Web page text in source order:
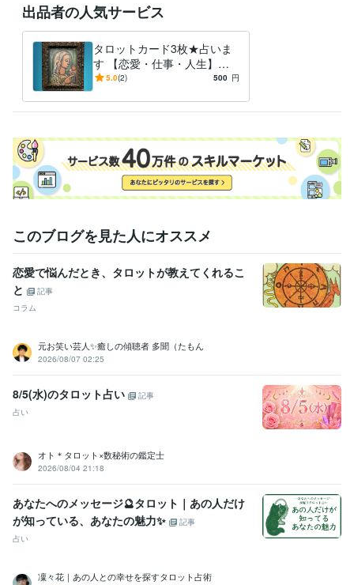
出品者の人気サービス
タロットカード3枚★占いま
す 【恋愛・仕事・人生】過
去・現在・未来の流れをリー
5.0(2) 500 円
このブログを見た人にオススメ
恋愛で悩んだとき、タロットが教えてくれるこ
と
記事
コラム
元お笑い芸人✨癒しの傾聴者 多聞（たもん
2026/08/07 02:25
8/5(水)のタロット占い
記事
占い
オト＊タロット×数秘術の鑑定士
2026/08/04 21:18
あなたへのメッセージ🔮タロット｜あの人だけ
が知っている、あなたの魅力✨
記事
占い
凜々花｜あの人との幸せを探すタロット占術